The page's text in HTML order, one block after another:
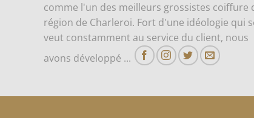
comme l'un des meilleurs grossistes coiffure
région de Charleroi. Fort d'une idéologie qui
veut constamment au service du client, nous
avons développé ...